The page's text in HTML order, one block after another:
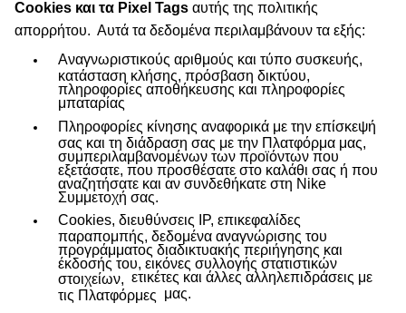
Cookies και τα Pixel Tags αυτής της πολιτικής
απορρήτου. Αυτά τα δεδομένα περιλαμβάνουν τα εξής:
Αναγνωριστικούς αριθμούς και τύπο συσκευής,
κατάσταση κλήσης, πρόσβαση δικτύου,
πληροφορίες αποθήκευσης και πληροφορίες
μπαταρίας
Πληροφορίες κίνησης αναφορικά με την επίσκεψή
σας και τη διάδραση σας με την Πλατφόρμα μας,
συμπεριλαμβανομένων των προϊόντων που
εξετάσατε, που προσθέσατε στο καλάθι σας ή που
αναζητήσατε και αν συνδεθήκατε στη Nike
Συμμετοχή σας.
Cookies, διευθύνσεις IP, επικεφαλίδες
παραπομπής, δεδομένα αναγνώρισης του
προγράμματος διαδικτυακής περιήγησης και
έκδοσής του, εικόνες συλλογής στατιστικών
στοιχείων,
ετικέτες και άλλες αλληλεπιδράσεις με
τις Πλατφόρμες μας.